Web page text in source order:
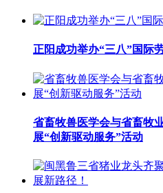
正阳成功举办“三八”国际
省畜牧兽医学会与省畜牧
展“创新驱动服务”活动